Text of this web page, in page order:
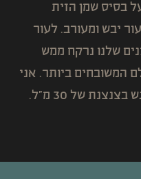
בסיס שמן הזית
יבש ומעורב. לעור
שלנו נרקח ממש
המשובחים ביותר. אני
של 30 מ"ל.